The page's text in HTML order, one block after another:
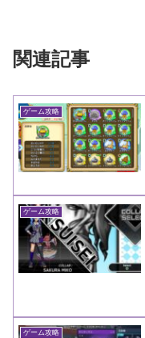
関連記事
ゲーム攻略
ゲーム攻略
ゲーム攻略